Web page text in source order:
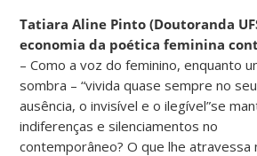
Tatiara Aline Pinto (Doutoranda
economia da poética feminina
– Como a voz do feminino, enquanto
sombra – “vivida quase sempre no
ausência, o invisível e o ilegível”se
indiferenças e silenciamentos no
contemporâneo? O que lhe atravessa